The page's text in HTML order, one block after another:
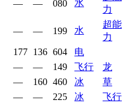
— — 080 水
力
— — 199 水
超能
力
177 136 604
电
— — 149 飞行
龙
— 160 460 冰
草
— — 225 冰
飞行